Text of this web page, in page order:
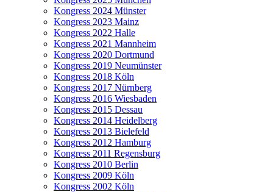
Kongress 2024 Münster
Kongress 2023 Mainz
Kongress 2022 Halle
Kongress 2021 Mannheim
Kongress 2020 Dortmund
Kongress 2019 Neumünster
Kongress 2018 Köln
Kongress 2017 Nürnberg
Kongress 2016 Wiesbaden
Kongress 2015 Dessau
Kongress 2014 Heidelberg
Kongress 2013 Bielefeld
Kongress 2012 Hamburg
Kongress 2011 Regensburg
Kongress 2010 Berlin
Kongress 2009 Köln
Kongress 2002 Köln